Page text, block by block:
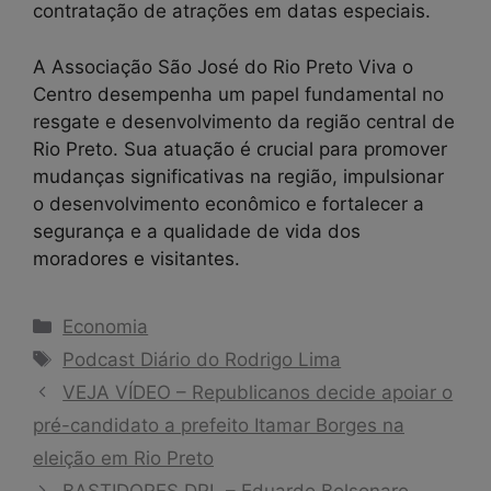
contratação de atrações em datas especiais.
A Associação São José do Rio Preto Viva o
Centro desempenha um papel fundamental no
resgate e desenvolvimento da região central de
Rio Preto. Sua atuação é crucial para promover
mudanças significativas na região, impulsionar
o desenvolvimento econômico e fortalecer a
segurança e a qualidade de vida dos
moradores e visitantes.
Categorias
Economia
Tags
Podcast Diário do Rodrigo Lima
VEJA VÍDEO – Republicanos decide apoiar o
pré-candidato a prefeito Itamar Borges na
eleição em Rio Preto